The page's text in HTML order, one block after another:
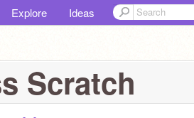
Explore Ideas
Scratch